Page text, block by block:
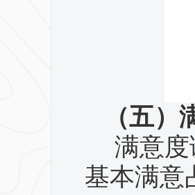
（五）
满意
基本满意